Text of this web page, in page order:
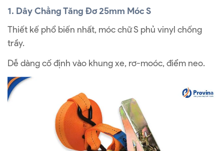
1. Dây Chằng Tăng Đơ 25mm Móc S
Thiết kế phổ biến nhất, móc chữ S phủ vinyl chống
trầy.
Dễ dàng cố định vào khung xe, rơ-moóc, điểm neo.